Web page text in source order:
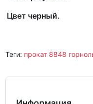
Цвет черный.
Теги: прокат 8848